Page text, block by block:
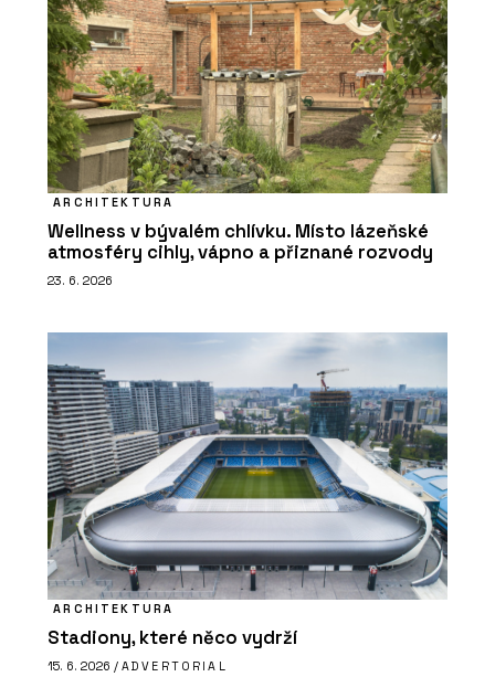
ARCHITEKTURA
Wellness v bývalém chlívku. Místo lázeňské
atmosféry cihly, vápno a přiznané rozvody
23. 6. 2026
ARCHITEKTURA
Stadiony, které něco vydrží
15. 6. 2026 / ADVERTORIAL